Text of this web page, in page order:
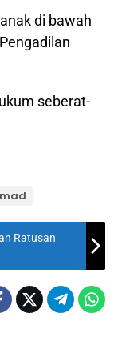
di bawah
seberat-
Ratusan